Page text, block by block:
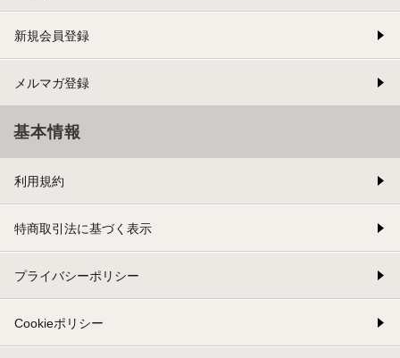
新規会員登録
メルマガ登録
基本情報
利用規約
特商取引法に基づく表示
プライバシーポリシー
Cookieポリシー